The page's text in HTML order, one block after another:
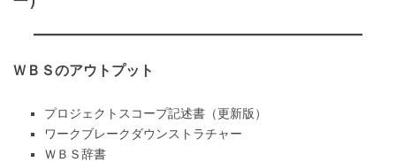
ＷＢＳのアウトプット
プロジェクトスコープ記述書（更新版）
ワークブレークダウンストラチャー
ＷＢＳ辞書